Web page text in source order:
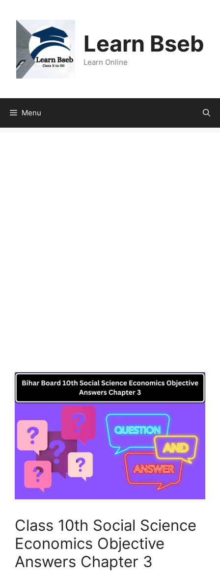
Learn Bseb
Learn Online
Menu
Class 10th Social Science
Economics Objective
Answers Chapter 3